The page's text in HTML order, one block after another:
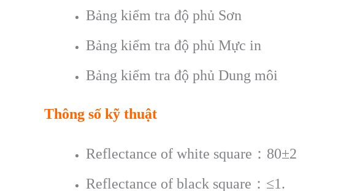
Bảng kiểm tra độ phủ Sơn
Bảng kiểm tra độ phủ Mực in
Bảng kiểm tra độ phủ Dung môi
Thông số kỹ thuật
Reflectance of white square：80±2
Reflectance of black square：≤1.